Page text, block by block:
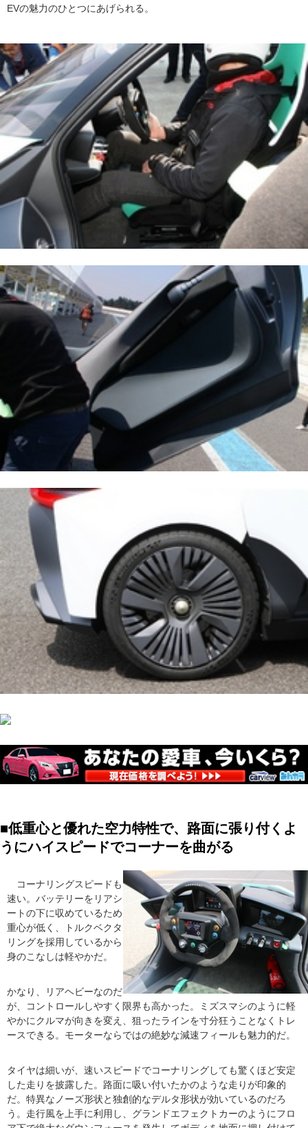
EVの魅力のひとつにあげられる。
■低重心と優れた空力特性で、路面に張り付くよ
うにハイスピードでコーナーを曲がる
コーナリングスピードも
速い。バッテリーをリアシ
ートの下に収めているため
重心が低く、トルクベクタ
リングを採用しているから
身のこなしは軽やかだ。
かなり、リアヘビーなのだ
が、コントロールしやすく限界も高かった。ミズスマシのように軽
やかにクルマが向きを変え、狙ったラインを寸分狂うことなくトレ
ースできる。モーターならではの絶妙な減速フィールも魅力的だ。
タイヤは細いが、速いスピードでコーナリングしても驚くほど安定
した走りを披露した。路面に吸い付いたかのような走りが印象的
だ。特異なノーズ形状と独創的なデルタ形状が効いているのだろ
う。走行風を上手に利用し、グランドエフェクトカーのようにフロ